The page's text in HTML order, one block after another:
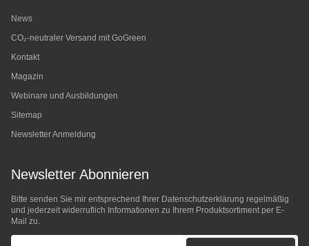
News
CO₂-neutraler Versand mit GoGreen
Kontakt
Magazin
Webinare und Ausbildungen
Sitemap
Newsletter Anmeldung
Newsletter Abonnieren
Bitte senden Sie mir entsprechend Ihrer Datenschutzerklärung regelmäßig
und jederzeit widerruflich Informationen zu Ihrem Produktsortiment per E-
Mail zu.